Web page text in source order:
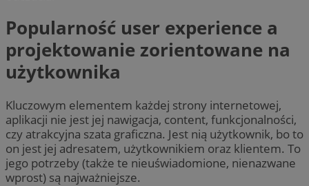
Popularność user experience a
projektowanie zorientowane na
użytkownika
Kluczowym elementem każdej strony internetowej,
aplikacji nie jest jej nawigacja, content, funkcjonalności,
czy atrakcyjna szata graficzna. Jest nią użytkownik, bo to
on jest jej adresatem, użytkownikiem oraz klientem. To
jego potrzeby (także te nieuświadomione, nienazwane
wprost) są najważniejsze.